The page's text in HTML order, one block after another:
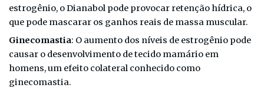
estrogênio, o Dianabol pode provocar retenção hídrica, o
que pode mascarar os ganhos reais de massa muscular.
Ginecomastia: O aumento dos níveis de estrogênio pode
causar o desenvolvimento de tecido mamário em
homens, um efeito colateral conhecido como
ginecomastia.